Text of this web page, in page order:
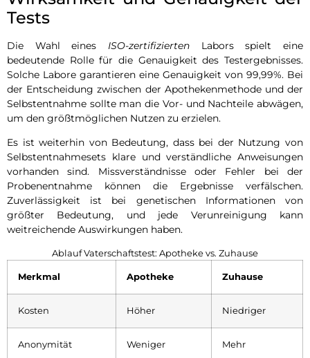
Tests
Die Wahl eines ISO-zertifizierten Labors spielt eine
bedeutende Rolle für die Genauigkeit des Testergebnisses.
Solche Labore garantieren eine Genauigkeit von 99,99%. Bei
der Entscheidung zwischen der Apothekenmethode und der
Selbstentnahme sollte man die Vor- und Nachteile abwägen,
um den größtmöglichen Nutzen zu erzielen.
Es ist weiterhin von Bedeutung, dass bei der Nutzung von
Selbstentnahmesets klare und verständliche Anweisungen
vorhanden sind. Missverständnisse oder Fehler bei der
Probenentnahme können die Ergebnisse verfälschen.
Zuverlässigkeit ist bei genetischen Informationen von
größter Bedeutung, und jede Verunreinigung kann
weitreichende Auswirkungen haben.
Ablauf Vaterschaftstest: Apotheke vs. Zuhause
Merkmal Apotheke Zuhause
Kosten Höher Niedriger
Anonymität Weniger Mehr